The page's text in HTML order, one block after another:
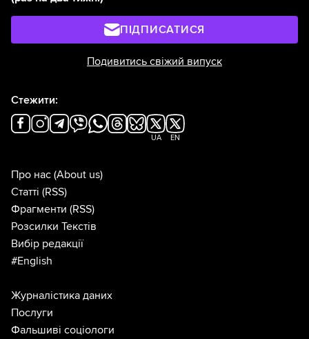
Кінцева вартість може відрізнятися.
Наприклад, Київтеплоенерго вдалося
зекономити майже 140 мільйонів гривень
покупцікогенераційної установки. А
мережі”
заплативна 19 мільйонів більше
за когенераційні установки.
ПІДПИСАТИСЯ
Подивитись свіжий випуск
Стежити:
UA EN
Про нас (About us)
Статті (RSS)
Фрагменти (RSS)
Розсилки Текстів
Вибір редакції
#English
Журналістика даних
Послуги
Фальшиві соціологи